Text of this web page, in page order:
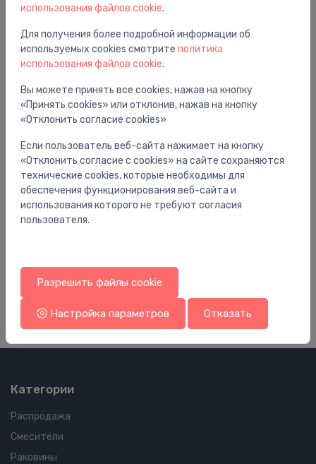
Вам также может понравиться
Категории
Распродажа
Смесители
Раковины
использования файлов cookie.
Для получения более подробной информации об
используемых cookies смотрите политика
использования файлов cookie.
Вы можете принять все cookies, нажав на кнопку
«Принять cookies» или отклонив, нажав на кнопку
«Отклонить согласие cookies»
Если пользователь веб-сайта нажимает на кнопку
«Отклонить согласие с cookies» на сайте сохраняются
технические cookies, которые необходимы для
обеспечения функционирования веб-сайта и
использования которого не требуют согласия
пользователя.
Разрешить файлы cookie
Настройка параметров Отказать